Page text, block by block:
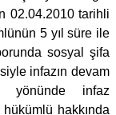
02.04.2010 tarihli
5 yıl süre ile
sosyal şifa
infazın devam
yönünde infaz
hükümlü hakkında